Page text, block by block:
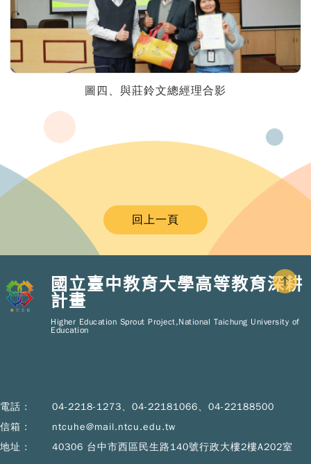
圖四、與莊鈴文總經理合影
回上一頁
國立臺中教育大學高等教育深耕
計畫
Higher Education Sprout Project,National Taichung University of
Education
電話 :
04-2218-1273、04-22181066、04-22188500
信箱 :
ntcuhe@mail.ntcu.edu.tw
地址 :
40306 台中市西區民生路140號行政大樓2樓A202室